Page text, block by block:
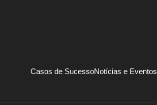
Casos de SucessoNotícias e Eventos